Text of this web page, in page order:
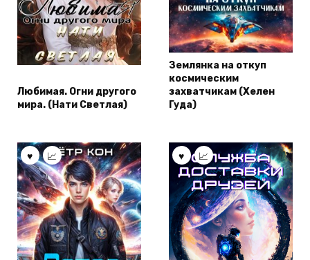
Любимая. Огни другого
мира. (Нати Светлая)
Землянка на откуп
космическим
захватчикам (Хелен
Гуда)